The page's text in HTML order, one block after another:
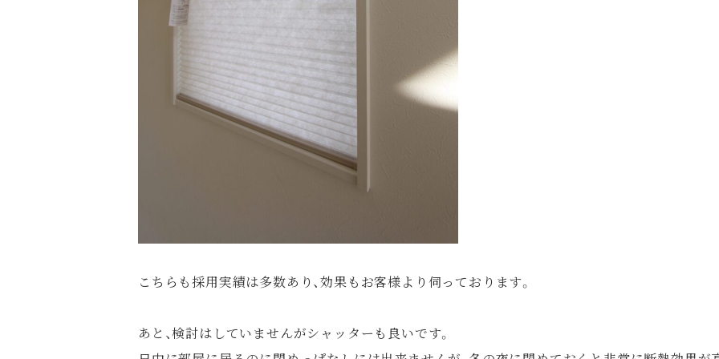
こちらも採用実績は多数あり、効果もお客様より伺っております。
あと、検討はしていませんがシャッターも良いです。